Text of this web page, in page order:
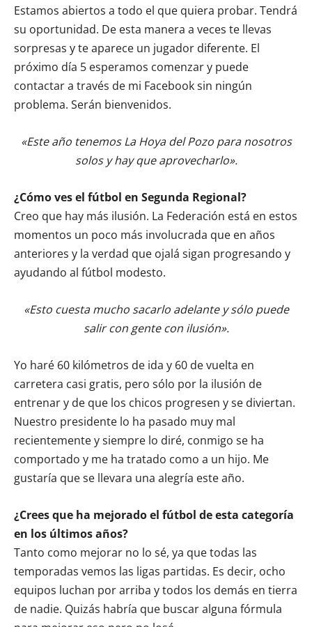
Estamos abiertos a todo el que quiera probar. Tendrá
su oportunidad. De esta manera a veces te llevas
sorpresas y te aparece un jugador diferente. El
próximo día 5 esperamos comenzar y puede
contactar a través de mi Facebook sin ningún
problema. Serán bienvenidos.
«Este año tenemos La Hoya del Pozo para nosotros
solos y hay que aprovecharlo».
¿Cómo ves el fútbol en Segunda Regional?
Creo que hay más ilusión. La Federación está en estos
momentos un poco más involucrada que en años
anteriores y la verdad que ojalá sigan progresando y
ayudando al fútbol modesto.
«Esto cuesta mucho sacarlo adelante y sólo puede
salir con gente con ilusión».
Yo haré 60 kilómetros de ida y 60 de vuelta en
carretera casi gratis, pero sólo por la ilusión de
entrenar y de que los chicos progresen y se diviertan.
Nuestro presidente lo ha pasado muy mal
recientemente y siempre lo diré, conmigo se ha
comportado y me ha tratado como a un hijo. Me
gustaría que se llevara una alegría este año.
¿Crees que ha mejorado el fútbol de esta categoría
en los últimos años?
Tanto como mejorar no lo sé, ya que todas las
temporadas vemos las ligas partidas. Es decir, ocho
equipos luchan por arriba y todos los demás en tierra
de nadie. Quizás habría que buscar alguna fórmula